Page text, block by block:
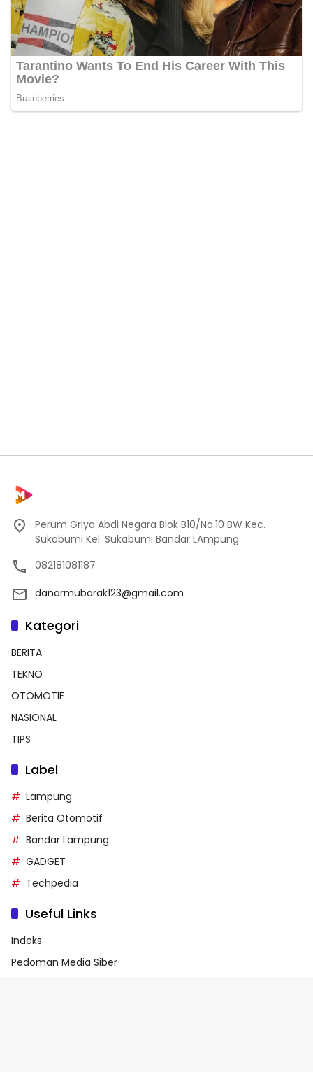
Perum Griya Abdi Negara Blok B10/No.10 BW Kec.
Sukabumi Kel. Sukabumi Bandar LAmpung
082181081187
danarmubarak123@gmail.com
Kategori
BERITA
TEKNO
OTOMOTIF
NASIONAL
TIPS
Label
Lampung
Berita Otomotif
Bandar Lampung
GADGET
Techpedia
Useful Links
Indeks
Pedoman Media Siber